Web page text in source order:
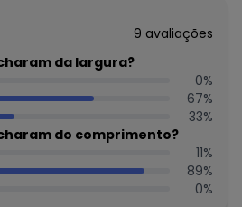
Curta
Poliéster
é o menor oferecido em
o menor tamanho disponível.
9 avaliações
da largura?
0%
67%
33%
do comprimento?
11%
89%
0%